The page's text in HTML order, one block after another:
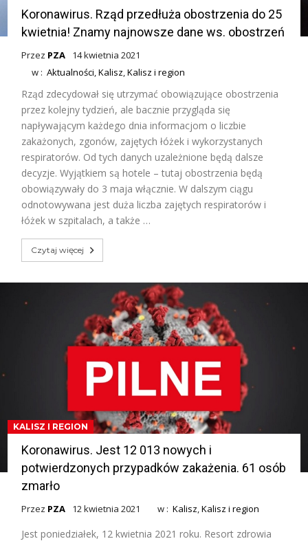
Koronawirus. Rząd przedłuża obostrzenia do 25
kwietnia! Znamy najnowsze dane ws. obostrzeń
Przez PZA
14 kwietnia 2021
w :Aktualności,Kalisz,Kalisz i region
Rząd zdecydował się utrzymać obowiązujące obostrzenia
przez kolejny tydzień, ale bacznie przygląda się
napływającym każdego dnia informacjom o liczbie
zakażonych, zgonów, zajętych łóżek i wykorzystanych
respiratorów. Od tych danych uzależnione będą dalsze
decyzje. Wyjątkiem są hotele – tutaj obostrzenia będą
obowiązywały do 3 maja włącznie. W dalszym ciągu
odnotowywana jest duża liczba zajętych respiratorów i
łóżek w szpitalach, a także …
Czytaj więcej
KALISZ I REGION
Koronawirus. Jest 12 013 nowych i
potwierdzonych przypadków zakażenia. 61 osób
zmarło
Przez PZA 12 kwietnia 2021 w :Kalisz,Kalisz i region
Jest poniedziałek, 12 kwietnia 2021 roku. Resort zdrowia